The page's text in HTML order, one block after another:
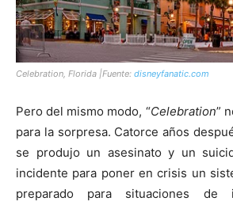
Celebration , Florida |Fuente: disneyfanatic.com
Pero del mismo modo, “Celebration”
para la sorpresa. Catorce años
se produjo un asesinato y un
incidente para poner en crisis un
preparado para situaciones de